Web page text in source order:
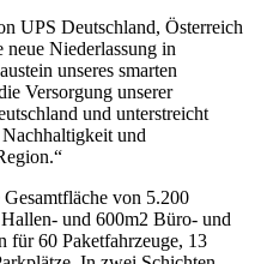
UPS Deutschland, Österreich
neue Niederlassung in
unseres smarten
Versorgung unserer
und unterstreicht
und
von 5.200
und 600m2 Büro- und
für 60 Paketfahrzeuge, 13